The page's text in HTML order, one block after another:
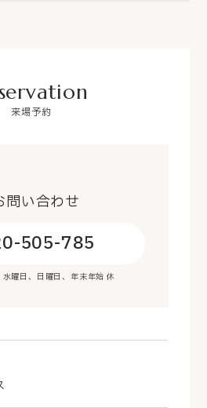
来場予約
問い合わせ
505-785
曜日、日曜日、年末年始 休